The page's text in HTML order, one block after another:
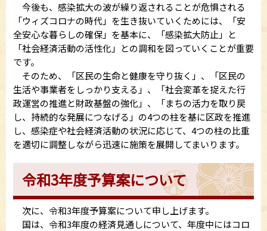
今後も、感染拡大の波が繰り返されることが危惧される
「ウィズコロナの時代」を生き抜いていくためには、「安
全安心な暮らしの確保」を基本に、「感染拡大防止」と
「社会経済活動の活性化」との調和を図っていくことが重要
です。
そのため、「区民の生命と健康を守り抜く」、「区民の
生活や事業者をしっかり支える」、「社会変革を捉えた行
政運営の推進と財政基盤の強化」、「まちの活力を取り戻
し、持続的な発展につなげる」の4つの柱を基に区政を推進
し、感染症や社会経済活動の状況に応じて、4つの柱の比重
を適切に調整しながら迅速に施策を展開してまいります。
令和3年度予算案について
次に、令和3年度予算案について申し上げます。
国は、令和3年度の経済見通しについて、年度中にはコロ